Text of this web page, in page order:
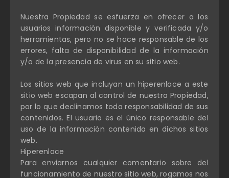
Nuestra Propiedad se esfuerza en ofrecer a los
usuarios información disponible y verificada y/o
herramientas, pero no se hace responsable de los
errores, falta de disponibilidad de la información
y/o de la presencia de virus en su sitio web.
Los sitios web que incluyan un hiperenlace a este
sitio web escapan al control de nuestra Propiedad,
por lo que declinamos toda responsabilidad de sus
contenidos. El usuario es el único responsable del
uso de la información contenida en dichos sitios
web.
Hiperenlace
Para enviarnos cualquier comentario sobre del
funcionamiento de nuestro sitio web, rogamos nos